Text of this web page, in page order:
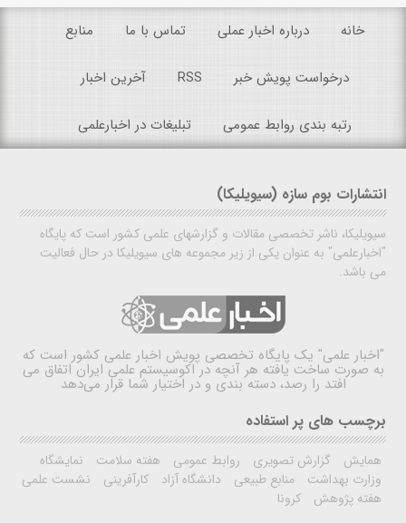
خانه درباره اخبار عملی تماس با ما منابع
درخواست پویش خبر RSS آخرین اخبار
رتبه بندی روابط عمومی تبلیغات در اخبارعلمی
انتشارات بوم سازه (سیویلیکا)
سیویلیکا، ناشر تخصصی مقالات و گزارشهای علمی کشور است که پایگاه
"اخبارعلمی" به عنوان یکی از زیر مجموعه های سیویلیکا در حال فعالیت
می باشد.
"اخبار علمی" یک پایگاه تخصصی پویش اخبار علمی کشور است که
به صورت ساخت یافته هر آنچه در اکوسیستم علمی ایران اتفاق می
افتد را رصد، دسته بندی و در اختیار شما قرار می‌دهد
برچسب های پر استفاده
همایش گزارش تصویری روابط عمومی هفته سلامت
نمایشگاه
وزارت بهداشت
منابع طبیعی دانشگاه آزاد کارآفرینی
نشست علمی
هفته پژوهش
کرونا